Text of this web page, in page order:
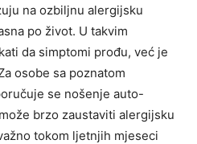
na ozbiljnu alergijsku
po život. U takvim
da simptomi prođu, već je
osobe sa poznatom
se nošenje auto-
brzo zaustaviti alergijsku
tokom ljetnjih mjeseci